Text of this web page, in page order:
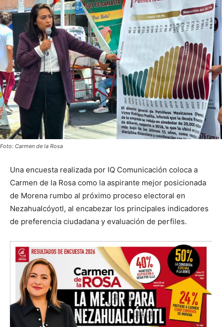
Foto: Carmen de la Rosa
Una encuesta realizada por IQ Comunicación coloca a
Carmen de la Rosa como la aspirante mejor posicionada
de Morena rumbo al próximo proceso electoral en
Nezahualcóyotl, al encabezar los principales indicadores
de preferencia ciudadana y evaluación de perfiles.